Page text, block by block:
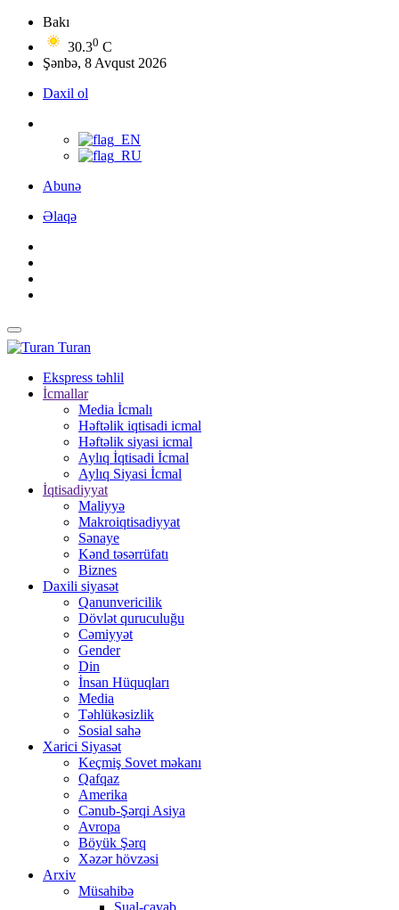
Bakı
30.30 C
Şənbə, 8 Avqust 2026
Daxil ol
Abunə
Əlaqə
Turan
Ekspress təhlil
İcmallar
Media İcmalı
Həftəlik iqtisadi icmal
Həftəlik siyasi icmal
Aylıq İqtisadi İcmal
Aylıq Siyasi İcmal
İqtisadiyyat
Maliyyə
Makroiqtisadiyyat
Sənaye
Kənd təsərrüfatı
Biznes
Daxili siyasət
Qanunvericilik
Dövlət quruculuğu
Cəmiyyət
Gender
Din
İnsan Hüquqları
Media
Təhlükəsizlik
Sosial sahə
Xarici Siyasət
Keçmiş Sovet məkanı
Qafqaz
Amerika
Cənub-Şərqi Asiya
Avropa
Böyük Şərq
Xəzər hövzəsi
Arxiv
Müsahibə
Sual-cavab